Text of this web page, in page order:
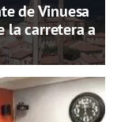
de Vinuesa
la carretera a